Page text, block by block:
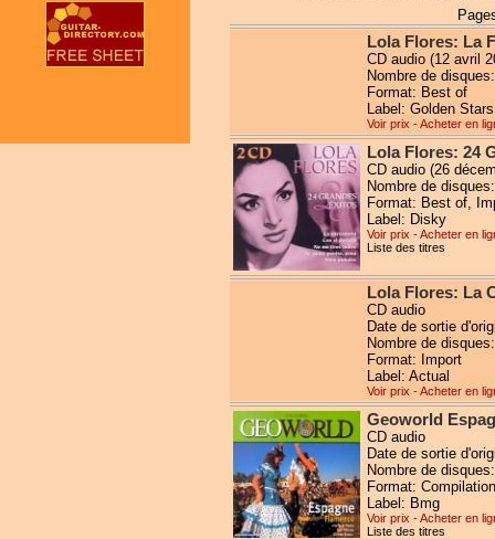
Lola Flores: La
CD audio (12 avril
Nombre de
Format: Best of
Label: Golden Stars
Voir prix - Acheter en
Lola Flores: 24
CD audio (26
Nombre de
Format: Best of,
Label: Disky
Voir prix - Acheter en
Liste des titres
Lola Flores: La
CD audio
Date de sortie
Nombre de
Format: Import
Label: Actual
Voir prix - Acheter en
Geoworld
CD audio
Date de sortie
Nombre de
Format:
Label: Bmg
Voir prix - Acheter en
Liste des titres